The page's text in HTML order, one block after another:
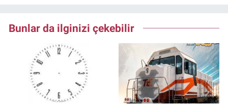
Bunlar da ilginizi çekebilir